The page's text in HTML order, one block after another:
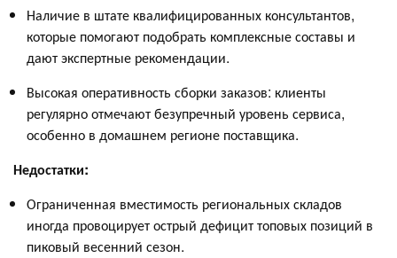
Наличие в штате квалифицированных консультантов,
которые помогают подобрать комплексные составы и
дают экспертные рекомендации.
Высокая оперативность сборки заказов: клиенты
регулярно отмечают безупречный уровень сервиса,
особенно в домашнем регионе поставщика.
Недостатки:
Ограниченная вместимость региональных складов
иногда провоцирует острый дефицит топовых позиций в
пиковый весенний сезон.